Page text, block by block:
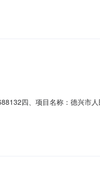
规格型号（或服务要求）：
四、项目名称：德兴市
(元)总价(元)规格型号/服